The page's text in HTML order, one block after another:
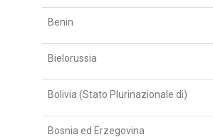
Benin
Bielorussia
Bolivia (Stato Plurinazionale di)
Bosnia ed Erzegovina